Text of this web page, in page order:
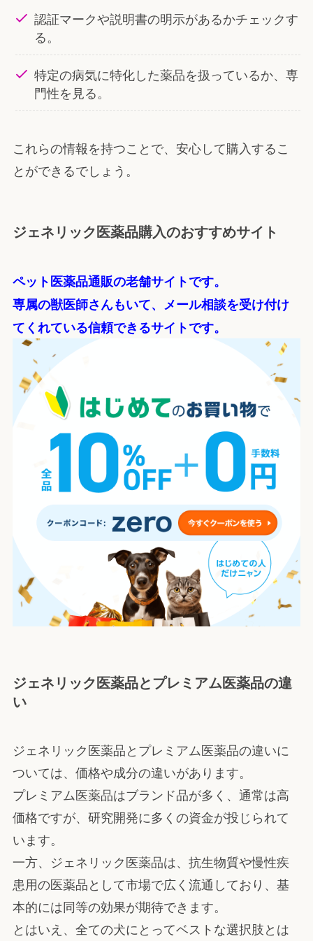
認証マークや説明書の明示があるかチェックす
る。
特定の病気に特化した薬品を扱っているか、専
門性を見る。
これらの情報を持つことで、安心して購入するこ
とができるでしょう。
ジェネリック医薬品購入のおすすめサイト
ペット医薬品通販の老舗サイトです。
専属の獣医師さんもいて、メール相談を受け付け
てくれている信頼できるサイトです。
ジェネリック医薬品とプレミアム医薬品の違
い
ジェネリック医薬品とプレミアム医薬品の違いに
ついては、価格や成分の違いがあります。
プレミアム医薬品はブランド品が多く、通常は高
価格ですが、研究開発に多くの資金が投じられて
います。
一方、ジェネリック医薬品は、抗生物質や慢性疾
患用の医薬品として市場で広く流通しており、基
本的には同等の効果が期待できます。
とはいえ、全ての犬にとってベストな選択肢とは